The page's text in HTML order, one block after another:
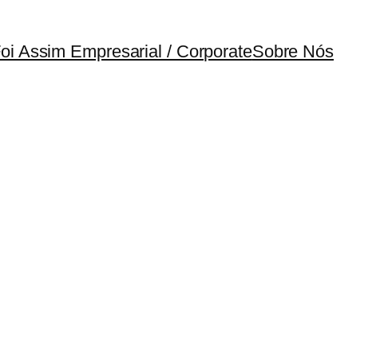
Assim Empresarial / CorporateSobre Nós